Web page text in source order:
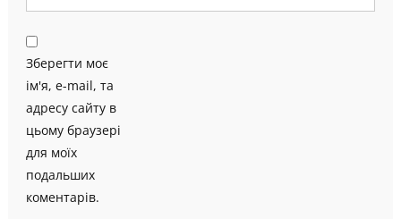
Зберегти моє
ім'я, e-mail, та
адресу сайту в
цьому браузері
для моїх
подальших
коментарів.